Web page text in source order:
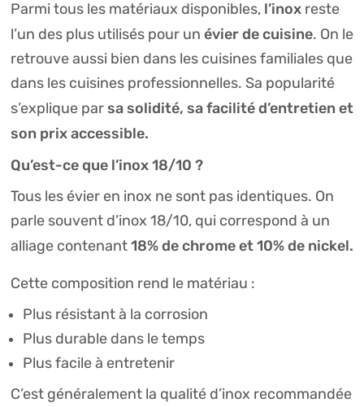
Parmi tous les matériaux disponibles, l’inoxreste
l’un des plus utilisés pour un évier de cuisine. On le
retrouve aussi bien dans les cuisines familiales que
dans les cuisines professionnelles. Sa popularité
s’explique par sa solidité, sa facilité d’entretien et
son prix accessible.
Qu’est-ce que l’inox 18/10 ?
Tous les évier en inox ne sont pas identiques. On
parle souvent d’inox 18/10, qui correspond à un
alliage contenant18% de chrome et 10% de nickel.
Cette composition rend le matériau :
Plus résistant à la corrosion
Plus durable dans le temps
Plus facile à entretenir
C’est généralement la qualité d’inox recommandée